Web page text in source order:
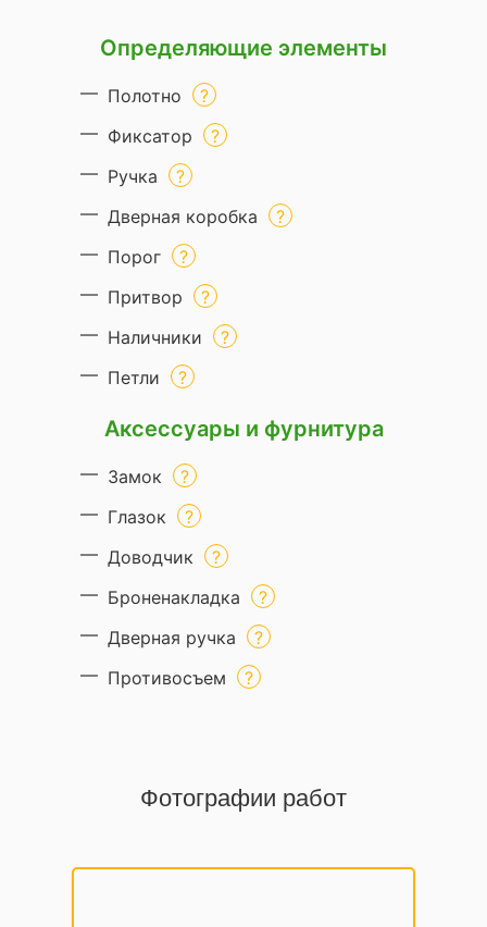
Определяющие элементы
Полотно
Фиксатор
Ручка
Дверная коробка
Порог
Притвор
Наличники
Петли
Аксессуары и фурнитура
Замок
Глазок
Доводчик
Броненакладка
Дверная ручка
Противосъем
Фотографии работ